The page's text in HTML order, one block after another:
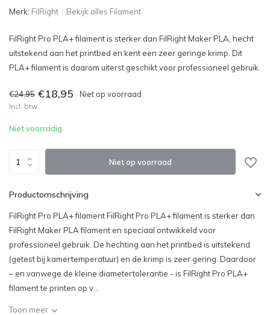
Merk: FilRight Bekijk alles Filament
FilRight Pro PLA+ filament is sterker dan FilRight Maker PLA, hecht
uitstekend aan het printbed en kent een zeer geringe krimp. Dit
PLA+ filament is daarom uiterst geschikt voor professioneel gebruik.
€24,95 €18,95 Niet op voorraad
Incl. btw
Niet voorradig
Niet op voorraad
Productomschrijving
FilRight Pro PLA+ filament FilRight Pro PLA+ filament is sterker dan
FilRight Maker PLA filament en speciaal ontwikkeld voor
professioneel gebruik. De hechting aan het printbed is uitstekend
(getest bij kamertemperatuur) en de krimp is zeer gering. Daardoor
– en vanwege de kleine diametertolerantie - is FilRight Pro PLA+
filament te printen op v...
Toon meer